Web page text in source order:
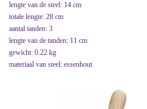
lengte van de steel: 14 cm
totale lengte: 28 cm
aantal tanden: 3
lengte van de tanden: 11 cm
gewicht: 0.22 kg
materiaal van steel: essenhout